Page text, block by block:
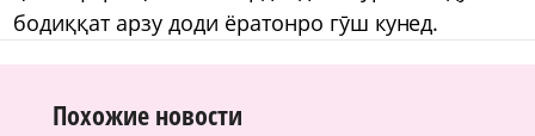
бодиққат арзу доди ёратонро гӯш кунед.
Похожие новости